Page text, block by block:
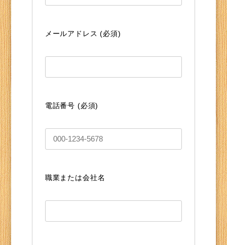
メールアドレス (必須)
電話番号 (必須)
職業または会社名